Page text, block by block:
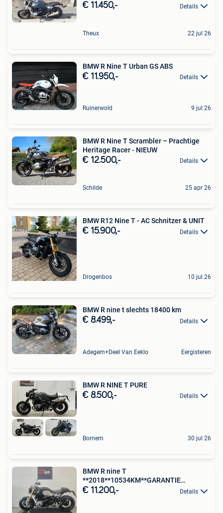
€ 11.450,- Details
Theux 22 jul 26
BMW R Nine T Urban GS ABS
€ 11.950,- Details
Ruinerwold 9 jul 26
BMW R Nine T Scrambler – Prachtige
Heritage Racer - NIEUW
€ 12.500,- Details
Schilde 25 apr 26
BMW R12 Nine T - AC Schnitzer & UNIT
€ 15.900,- Details
Drogenbos 10 jul 26
BMW R nine t slechts 18400 km
€ 8.499,- Details
Adegem+Deel Van Eeklo Eergisteren
BMW R NINE T PURE
€ 8.500,- Details
Bornem 30 jul 26
BMW R nine T
**2018**10534KM**GARANTIE
@MOTO43 Bavikhove
€ 11.200,- Details